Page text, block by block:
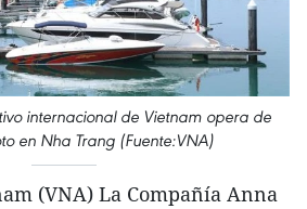
internacional de Vietnam opera de
en Nha Trang (Fuente:VNA)
(VNA) La Compañía Anna